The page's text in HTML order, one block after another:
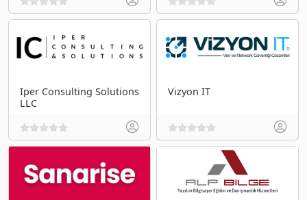
Iper Consulting Solutions
LLC
Vizyon IT